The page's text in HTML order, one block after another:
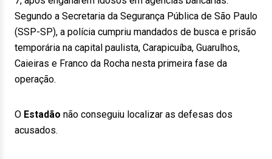
Segundo a Secretaria da Segurança Pública de São Paulo
(SSP-SP), a polícia cumpriu mandados de busca e prisão
temporária na capital paulista, Carapicuíba, Guarulhos,
Caieiras e Franco da Rocha nesta primeira fase da
operação.
O Estadão não conseguiu localizar as defesas dos
acusados.